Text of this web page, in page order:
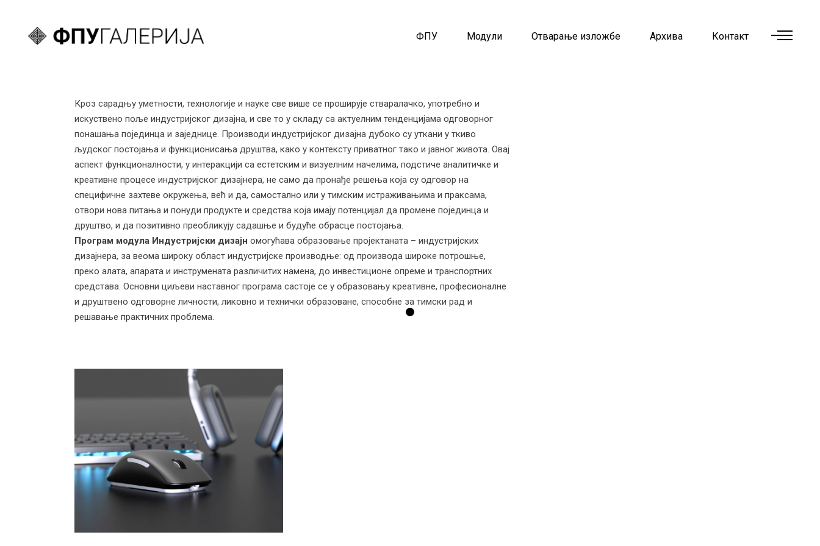
ФПУ Модули Отварање изложбе Архива Контакт
Кроз сарадњу уметности, технологије и науке све више се проширује стваралачко, употребно и
искуствено поље индустријског дизајна, и све то у складу са актуелним тенденцијама одговорног
понашања појединца и заједнице. Производи индустријског дизајна дубоко су уткани у ткиво
људског постојања и функционисања друштва, како у контексту приватног тако и јавног живота. Овај
аспект функционалности, у интеракцији са естетским и визуелним начелима, подстиче аналитичке и
креативне процесе индустријског дизајнера, не само да пронађе решења која су одговор на
специфичне захтеве окружења, већ и да, самостално или у тимским истраживањима и праксама,
отвори нова питања и понуди продукте и средства која имају потенцијал да промене појединца и
друштво, и да позитивно преобликују садашње и будуће обрасце постојања.
Програм модула Индустријски дизајн омогућава образовање пројектаната – индустријских
дизајнера, за веома широку област индустријске производње: од производа широке потрошње,
преко алата, апарата и инструмената различитих намена, до инвестиционе опреме и транспортних
средстава. Основни циљеви наставног програма састоје се у образовању креативне, професионалне
и друштвено одговорне личности, ликовно и технички образоване, способне за тимски рад и
решавање практичних проблема.
Индустријски
дизајн
Наставник: мр Душан Нешић ред. проф.
Уметнички сарадник: Мирко Вујичић
Радови студената